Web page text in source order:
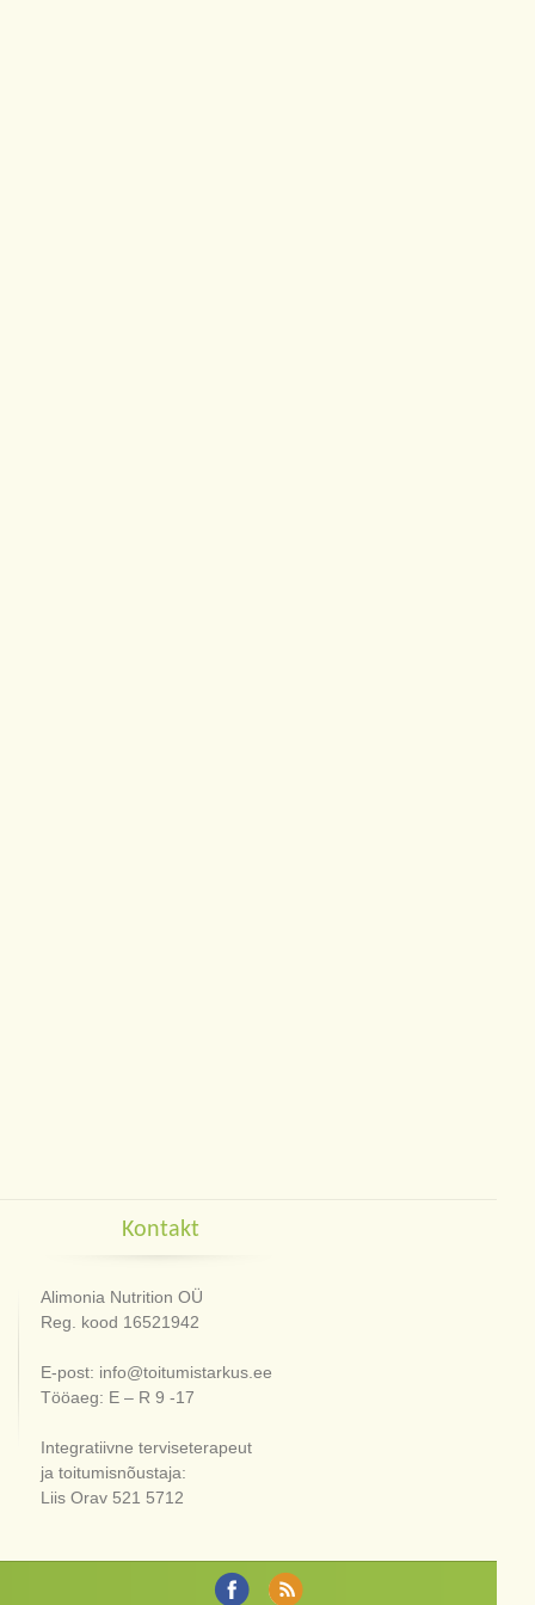
Kontakt
Alimonia Nutrition OÜ
Reg. kood 16521942
E-post: info@toitumistarkus.ee
Tööaeg: E – R 9 -17
Integratiivne terviseterapeut
ja toitumisnõustaja:
Liis Orav 521 5712